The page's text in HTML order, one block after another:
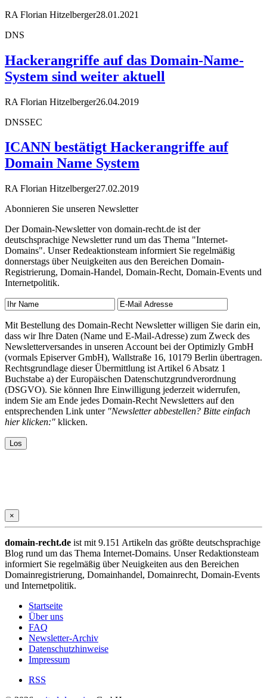
RA Florian Hitzelberger28.01.2021
DNS
Hackerangriffe auf das Domain-Name-
System sind weiter aktuell
RA Florian Hitzelberger26.04.2019
DNSSEC
ICANN bestätigt Hackerangriffe auf
Domain Name System
RA Florian Hitzelberger27.02.2019
Abonnieren Sie unseren Newsletter
Der Domain-Newsletter von domain-recht.de ist der
deutschsprachige Newsletter rund um das Thema "Internet-
Domains". Unser Redeaktionsteam informiert Sie regelmäßig
donnerstags über Neuigkeiten aus den Bereichen Domain-
Registrierung, Domain-Handel, Domain-Recht, Domain-Events und
Internetpolitik.
Mit Bestellung des Domain-Recht Newsletter willigen Sie darin ein,
dass wir Ihre Daten (Name und E-Mail-Adresse) zum Zweck des
Newsletterversandes in unseren Account bei der Optimizly GmbH
(vormals Episerver GmbH), Wallstraße 16, 10179 Berlin übertragen.
Rechtsgrundlage dieser Übermittlung ist Artikel 6 Absatz 1
Buchstabe a) der Europäischen Datenschutzgrundverordnung
(DSGVO). Sie können Ihre Einwilligung jederzeit widerrufen,
indem Sie am Ende jedes Domain-Recht Newsletters auf den
entsprechenden Link unter "Newsletter abbestellen? Bitte einfach
hier klicken:" klicken.
×
domain-recht.de ist mit 9.151 Artikeln das größte deutschsprachige
Blog rund um das Thema Internet-Domains. Unser Redaktionsteam
informiert Sie regelmäßig über Neuigkeiten aus den Bereichen
Domainregistrierung, Domainhandel, Domainrecht, Domain-Events
und Internetpolitik.
Startseite
Über uns
FAQ
Newsletter-Archiv
Datenschutzhinweise
Impressum
RSS